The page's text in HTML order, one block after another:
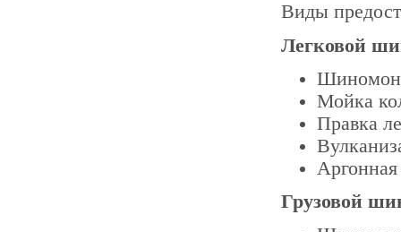
Виды
Легковой
Мойка
Правка
Аргонная
Грузовой